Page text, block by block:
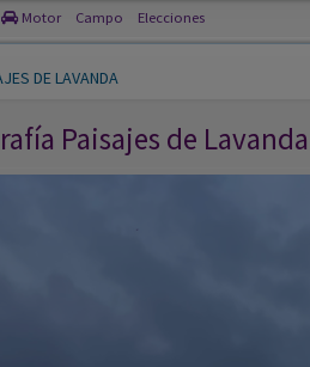
Paisajes de Lavanda